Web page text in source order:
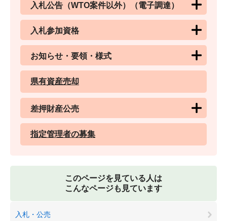
入札公告（WTO案件以外）（電子調達）
入札参加資格
お知らせ・要領・様式
県有資産売却
差押財産公売
指定管理者の募集
このページを見ている人は
こんなページも見ています
入札・公売